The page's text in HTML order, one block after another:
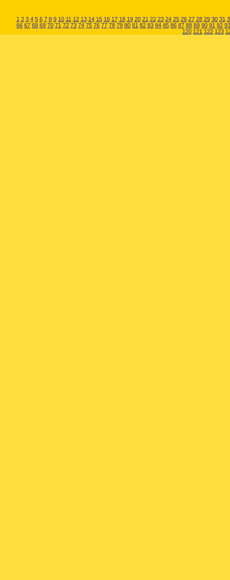
1 2 3 4 5 6 7 8 9 10 11 12 13 14 15 16 17 18 19 20 21 22 23 24 25 26 27 28 29 30 31
66 67 68 69 70 71 72 73 74 75 76 77 78 79 80 81 82 83 84 85 86 87 88 89 90 91 92 93
120 121 122 123